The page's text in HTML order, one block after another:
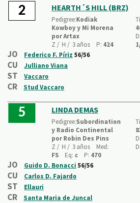
2 HEARTH´S HILL (BRZ)
Pedigree:Kodiak
Kowboy y Mi Morena
por Artax
Z / H / 3 años P: 424
JO Federico F. Píriz 56/56
CU Julliano Viana
ST Vaccaro
CR Stud Vaccaro
5 LINDA DEMAS
Pedigree:Subordination
y Radio Continental
por Robin Des Pins
Z / H / 3 años
Med:
FS
Eq: c P: 470
JO Guido D. Bonacci 56/56
CU Carlos D. Fajardo
ST Ellauri
CR Santa Maria de Juncal